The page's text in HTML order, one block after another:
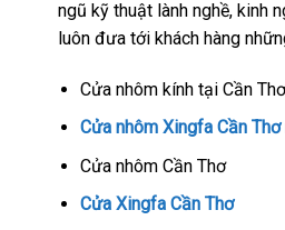
ngũ kỹ thuật lành nghề, kinh
luôn đưa tới khách hàng
Cửa nhôm kính tại Cần
Cửa nhôm Xingfa Cần Thơ
Cửa nhôm Cần Thơ
Cửa Xingfa Cần Thơ